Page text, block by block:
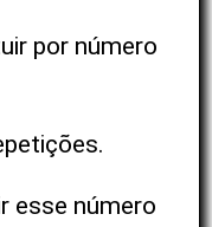
por número
esse número